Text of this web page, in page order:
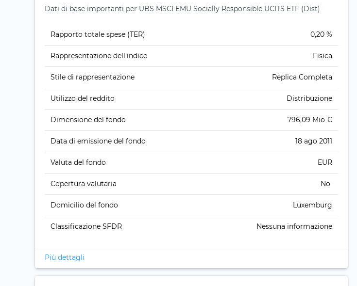
Dati di base importanti per UBS MSCI EMU Socially Responsible UCITS ETF (Dist)
Rapporto totale spese (TER) 0,20 %
Rappresentazione dell'indice Fisica
Stile di rappresentazione Replica Completa
Utilizzo del reddito Distribuzione
Dimensione del fondo 796,09 Mio €
Data di emissione del fondo 18 ago 2011
Valuta del fondo EUR
Copertura valutaria No
Domicilio del fondo Luxemburg
Classificazione SFDR Nessuna informazione
Più dettagli